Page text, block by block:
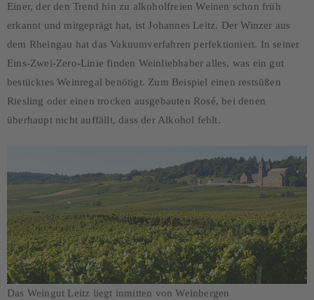
Einer, der den Trend hin zu alkoholfreien Weinen schon früh
erkannt und mitgeprägt hat, ist Johannes Leitz. Der Winzer aus
dem Rheingau hat das Vakuumverfahren perfektioniert. In seiner
Eins-Zwei-Zero-Linie finden Weinliebhaber alles, was ein gut
bestücktes Weinregal benötigt. Zum Beispiel einen restsüßen
Riesling oder einen trocken ausgebauten Rosé, bei denen
überhaupt nicht auffällt, dass der Alkohol fehlt.
Das Weingut Leitz liegt inmitten von Weinbergen